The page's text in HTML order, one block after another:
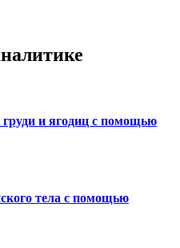
и ягодиц с помощью
тела с помощью